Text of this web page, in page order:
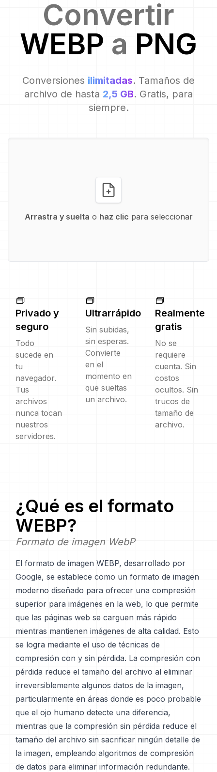
Convertir
WEBP a PNG
Conversiones ilimitadas. Tamaños de
archivo de hasta 2,5 GB. Gratis, para
siempre.
Arrastra y suelta o haz clic para seleccionar
Privado y
seguro
Todo
sucede en
tu
navegador.
Tus
archivos
nunca tocan
nuestros
servidores.
Ultrarrápido
Sin subidas,
sin esperas.
Convierte
en el
momento en
que sueltas
un archivo.
Realmente
gratis
No se
requiere
cuenta. Sin
costos
ocultos. Sin
trucos de
tamaño de
archivo.
¿Qué es el formato
WEBP?
Formato de imagen WebP
El formato de imagen WEBP, desarrollado por
Google, se establece como un formato de imagen
moderno diseñado para ofrecer una compresión
superior para imágenes en la web, lo que permite
que las páginas web se carguen más rápido
mientras mantienen imágenes de alta calidad. Esto
se logra mediante el uso de técnicas de
compresión con y sin pérdida. La compresión con
pérdida reduce el tamaño del archivo al eliminar
irreversiblemente algunos datos de la imagen,
particularmente en áreas donde es poco probable
que el ojo humano detecte una diferencia,
mientras que la compresión sin pérdida reduce el
tamaño del archivo sin sacrificar ningún detalle de
la imagen, empleando algoritmos de compresión
de datos para eliminar información redundante.